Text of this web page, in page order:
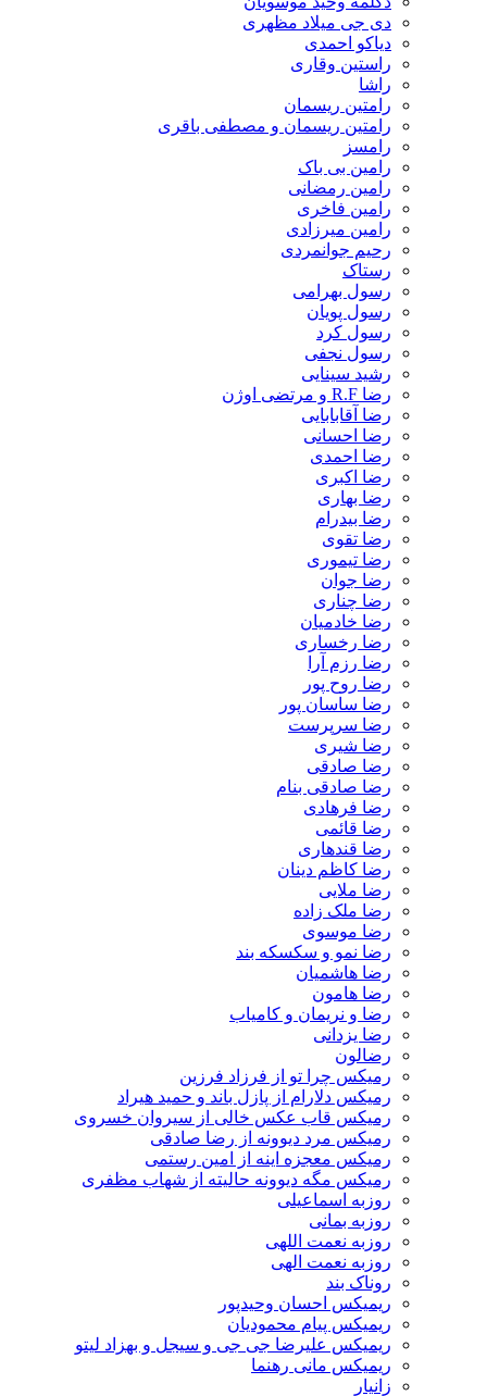
دی جی میلاد مظهری
دیاکو احمدی
راستین وقاری
رامتین ریسمان
رامتین ریسمان و مصطفی باقری
رامسز
رامین بی باک
رامین رمضانی
رامین فاخری
رامین میرزادی
رحیم جوانمردی
رستاک
رسول بهرامی
رسول پویان
رسول کرد
رسول نجفی
رشید سینایی
رضا آقابابایی
رضا احسانی
رضا احمدی
رضا اکبری
رضا بهاری
رضا بیدرام
رضا تقوی
رضا تیموری
رضا جوان
رضا چناری
رضا خادمیان
رضا رخساری
رضا رزم آرا
رضا روح پور
رضا ساسان پور
رضا سرپرست
رضا شیری
رضا صادقی
رضا صادقی بنام
رضا فرهادی
رضا قائمی
رضا قندهاری
رضا کاظم دینان
رضا ملایی
رضا ملک زاده
رضا موسوی
رضا نمو و سکسکه بند
رضا هاشمیان
رضا هامون
رضا و نریمان و کامیاب
رضا یزدانی
رضالون
رمیکس چرا تو از فرزاد فرزین
رمیکس دلارام از پازل باند و حمید هیراد
رمیکس قاب عکس خالی از سیروان خسروی
رمیکس مرد دیوونه از رضا صادقی
رمیکس معجزه اینه از امین رستمی
رمیکس مگه دیوونه حالیته از شهاب مظفری
روزبه اسماعیلی
روزبه بمانی
روزبه نعمت اللهی
روزبه نعمت الهی
روناک بند
ریمیکس احسان وحیدپور
ریمیکس پیام محمودیان
ریمیکس علیرضا جی جی و سیجل و بهزاد لیتو
ریمیکس مانی رهنما